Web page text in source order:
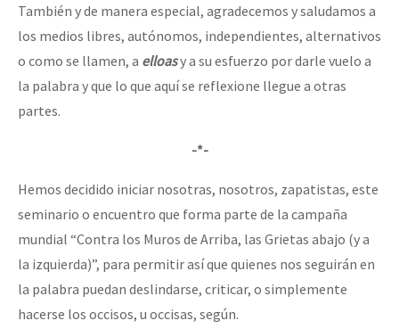
También y de manera especial, agradecemos y saludamos a
los medios libres, autónomos, independientes, alternativos
o como se llamen, a elloasy a su esfuerzo por darle vuelo a
la palabra y que lo que aquí se reflexione llegue a otras
partes.
-*-
Hemos decidido iniciar nosotras, nosotros, zapatistas, este
seminario o encuentro que forma parte de la campaña
mundial “Contra los Muros de Arriba, las Grietas abajo (y a
la izquierda)”, para permitir así que quienes nos seguirán en
la palabra puedan deslindarse, criticar, o simplemente
hacerse los occisos, u occisas, según.